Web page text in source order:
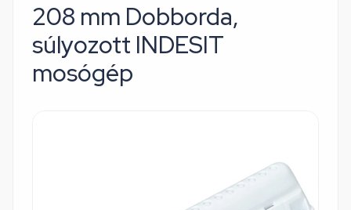
208 mm Dobborda,
súlyozott INDESIT
mosógép